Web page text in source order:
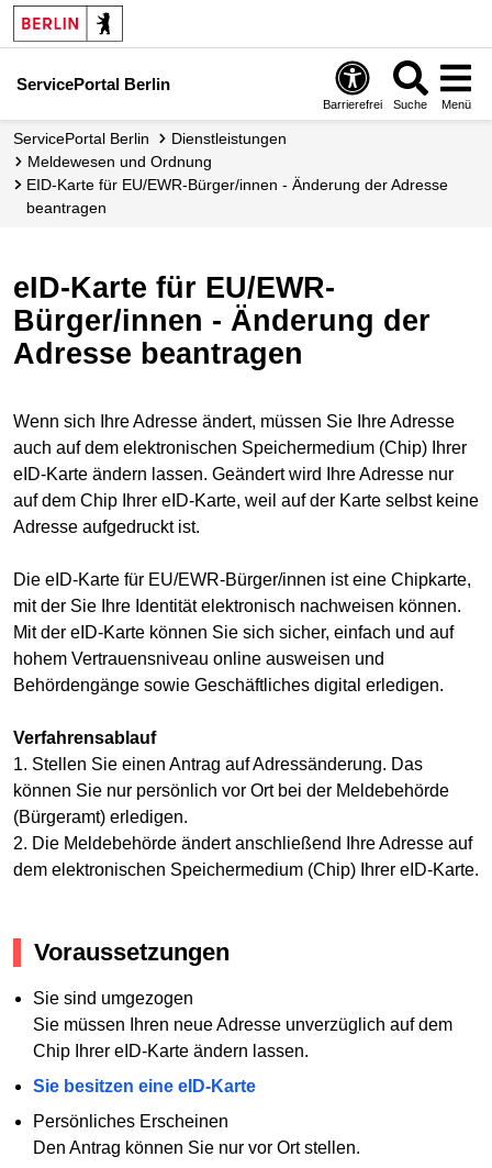
ServicePortal Berlin
Barrierefrei Suche Menü
ServicePortal Berlin
Dienstleistungen
Meldewesen und Ordnung
eID-Karte für EU/EWR-Bürger/innen - Änderung der Adresse
beantragen
eID-Karte für EU/EWR-
Bürger/innen - Änderung der
Adresse beantragen
Wenn sich Ihre Adresse ändert, müssen Sie Ihre Adresse
auch auf dem elektronischen Speichermedium (Chip) Ihrer
eID-Karte ändern lassen. Geändert wird Ihre Adresse nur
auf dem Chip Ihrer eID-Karte, weil auf der Karte selbst keine
Adresse aufgedruckt ist.
Die eID-Karte für EU/EWR-Bürger/innen ist eine Chipkarte,
mit der Sie Ihre Identität elektronisch nachweisen können.
Mit der eID-Karte können Sie sich sicher, einfach und auf
hohem Vertrauensniveau online ausweisen und
Behördengänge sowie Geschäftliches digital erledigen.
Verfahrensablauf
1. Stellen Sie einen Antrag auf Adressänderung. Das
können Sie nur persönlich vor Ort bei der Meldebehörde
(Bürgeramt) erledigen.
2. Die Meldebehörde ändert anschließend Ihre Adresse auf
dem elektronischen Speichermedium (Chip) Ihrer eID-Karte.
Voraussetzungen
Sie sind umgezogen
Sie müssen Ihren neue Adresse unverzüglich auf dem
Chip Ihrer eID-Karte ändern lassen.
Sie besitzen eine eID-Karte
Persönliches Erscheinen
Den Antrag können Sie nur vor Ort stellen.